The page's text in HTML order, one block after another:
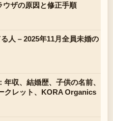
ザの原因と修正手順
人 – 2025年11月全員未婚の
年収、結婚歴、子供の名前、
クレット、KORA Organics